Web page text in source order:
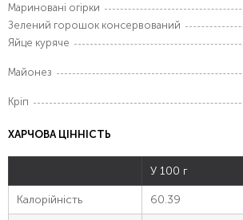
Мариновані огірки
Зелений горошок консервований
Яйце куряче
Майонез
Кріп
ХАРЧОВА ЦІННІСТЬ
У 100 г
Калорійність 60.39